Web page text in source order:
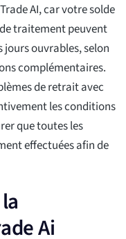
AI, car votre solde
traitement peuvent
jours ouvrables, selon
complémentaires.
de retrait avec
les conditions
que toutes les
effectuées afin de
Ai